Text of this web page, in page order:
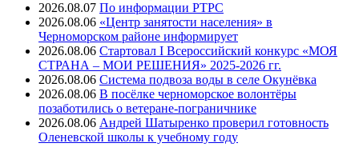
2026.08.07 ⁠По информации РТРС
2026.08.06 «Центр занятости населения» в
Черноморском районе информирует
2026.08.06 Стартовал I Всероссийский конкурс «МОЯ
СТРАНА – МОИ РЕШЕНИЯ» 2025-2026 гг.
2026.08.06 Система подвоза воды в селе Окунёвка
2026.08.06 В посёлке черноморское волонтёры
позаботились о ветеране-пограничнике
2026.08.06 Андрей Шатыренко проверил готовность
Оленевской школы к учебному году